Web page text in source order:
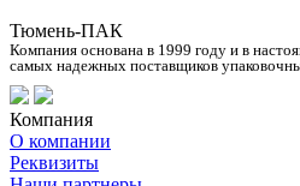
Тюмень-ПАК
Компания основана в 1999 году и в
самых надежных поставщиков
Компания
О компании
Реквизиты